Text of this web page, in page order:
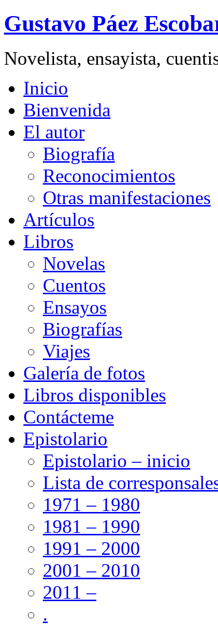
Gustavo Páez
Novelista, ensayista,
Inicio
Bienvenida
El autor
Biografía
Reconocimientos
Otras manifestaciones
Artículos
Libros
Novelas
Cuentos
Ensayos
Biografías
Viajes
Galería de fotos
Libros disponibles
Contácteme
Epistolario
Epistolario – inicio
Lista de
1971 – 1980
1981 – 1990
1991 – 2000
2001 – 2010
2011 –
.